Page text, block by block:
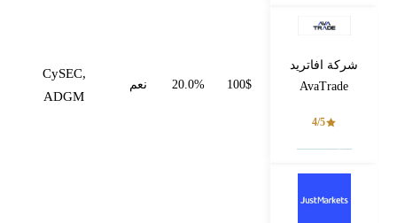
شركة افاتريد
AvaTrade
4/5
100$
20.0% نعم
CySEC,
ADGM